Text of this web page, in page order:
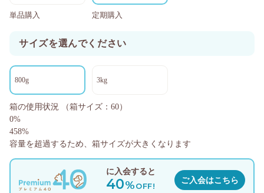
単品購入 定期購入
サイズを選んでください
800g 3kg
に入会すると
40%OFF!
ご入会はこちら
箱の使用状況
（箱サイズ：60）
0%
458%
容量を超過するため、箱サイズが大きくなります